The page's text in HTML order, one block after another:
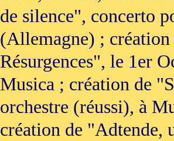
de silence", concerto
(Allemagne) ;
Résurgences", le 1er
Musica ; création de
orchestre (réussi), à
création de "Adtende,